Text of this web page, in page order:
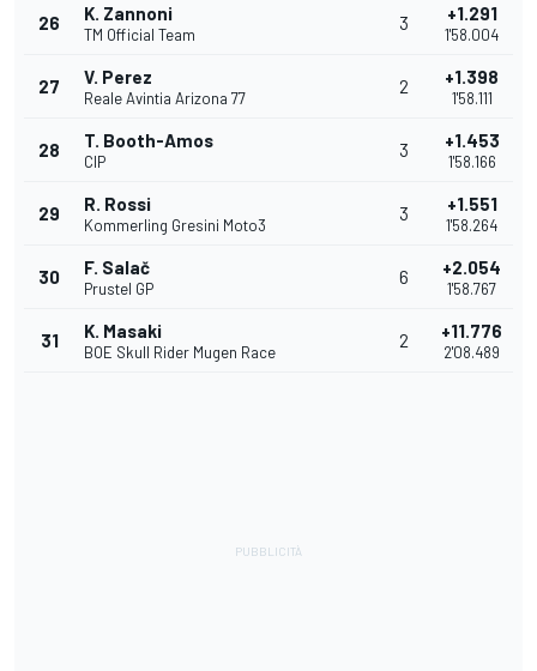
26 K. Zannoni
TM Official Team
3 +1.291
1'58.004
27 V. Perez
Reale Avintia Arizona 77
2 +1.398
1'58.111
28 T. Booth-Amos
CIP
3 +1.453
1'58.166
29 R. Rossi
Kommerling Gresini Moto3
3 +1.551
1'58.264
30 F. Salač
Prustel GP
6 +2.054
1'58.767
31 K. Masaki
BOE Skull Rider Mugen Race
2 +11.776
2'08.489